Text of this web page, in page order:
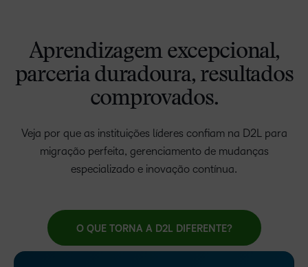
Aprendizagem excepcional,
parceria duradoura, resultados
comprovados.
Veja por que as instituições líderes confiam na D2L para
migração perfeita, gerenciamento de mudanças
especializado e inovação contínua.
O QUE TORNA A D2L DIFERENTE?